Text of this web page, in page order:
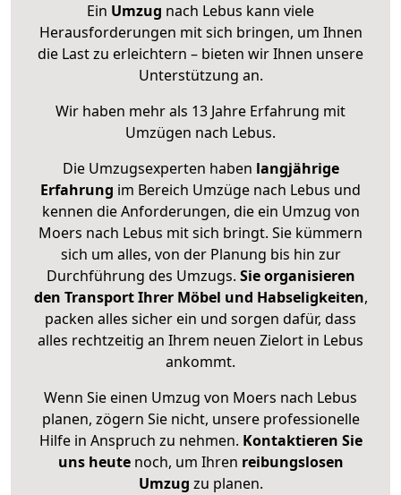
Ein Umzug nach Lebus kann viele
Herausforderungen mit sich bringen, um Ihnen
die Last zu erleichtern – bieten wir Ihnen unsere
Unterstützung an.
Wir haben mehr als 13 Jahre Erfahrung mit
Umzügen nach Lebus.
Die Umzugsexperten haben langjährige
Erfahrung im Bereich Umzüge nach Lebus und
kennen die Anforderungen, die ein Umzug von
Moers nach Lebus mit sich bringt. Sie kümmern
sich um alles, von der Planung bis hin zur
Durchführung des Umzugs. Sie organisieren
den Transport Ihrer Möbel und Habseligkeiten,
packen alles sicher ein und sorgen dafür, dass
alles rechtzeitig an Ihrem neuen Zielort in Lebus
ankommt.
Wenn Sie einen Umzug von Moers nach Lebus
planen, zögern Sie nicht, unsere professionelle
Hilfe in Anspruch zu nehmen. Kontaktieren Sie
uns heutenoch, um Ihren reibungslosen
Umzug zu planen.